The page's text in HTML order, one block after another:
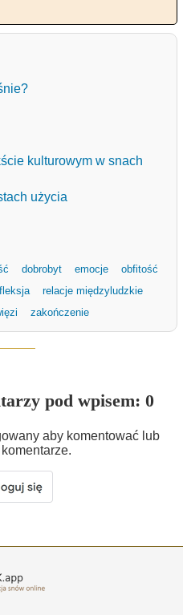
kulturowym w snach
użycia
dobrobyt emocje
obfitość
relacje międzyludzkie
zakończenie
pod wpisem: 0
aby komentować lub